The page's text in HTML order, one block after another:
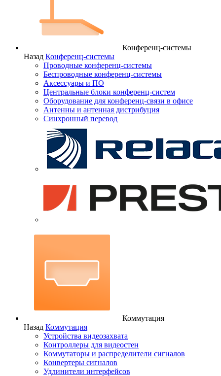
Конференц-системы
Назад Конференц-системы
Проводные конференц-системы
Беспроводные конференц-системы
Аксессуары и ПО
Центральные блоки конференц-систем
Оборудование для конференц-связи в офисе
Антенны и антенная дистрибуция
Синхронный перевод
Коммутация
Назад Коммутация
Устройства видеозахвата
Контроллеры для видеостен
Коммутаторы и распределители сигналов
Конвертеры сигналов
Удлинители интерфейсов